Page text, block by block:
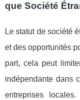
que Société
Le statut de société
et des opportunités
part, cela peut
indépendante dans
entreprises